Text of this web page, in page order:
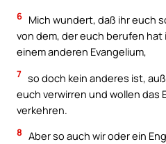
6 Mich wundert, daß ihr euch
von dem, der euch berufen hat
einem anderen Evangelium,
7 so doch kein anderes ist,
euch verwirren und wollen das
verkehren.
8 Aber so auch wir oder ein